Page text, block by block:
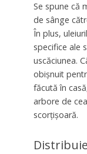
Se spune că
de sânge
În plus,
specifice ale
uscăciunea.
obișnuit
făcută în
arbore de
scorțișoară.